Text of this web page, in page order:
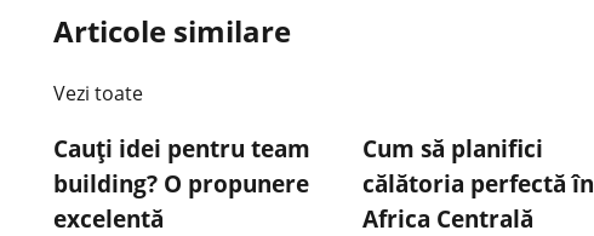
Articole similare
Vezi toate
Cauți idei pentru team
building? O propunere
excelentă
Cum să planifici
călătoria perfectă în
Africa Centrală